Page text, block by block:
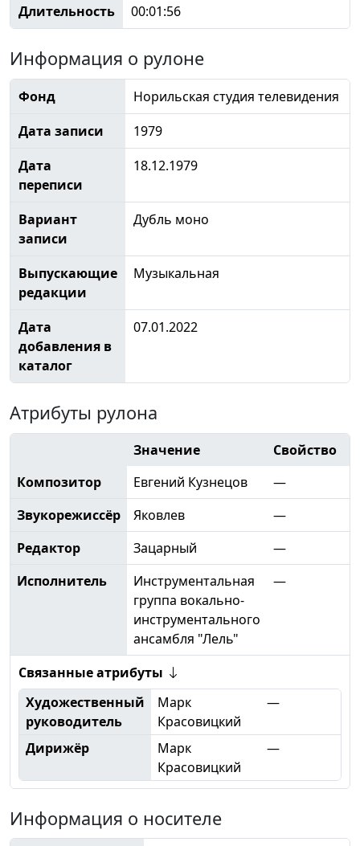
Длительность
00:01:56
Информация о рулоне
Фонд
Норильская студия телевидения
Дата записи
1979
Дата
переписи
18.12.1979
Вариант
записи
Дубль моно
Выпускающие
редакции
Музыкальная
Дата
добавления в
каталог
07.01.2022
Атрибуты рулона
Значение
Свойство
Композитор
Евгений Кузнецов
—
Звукорежиссёр
Яковлев
—
Редактор
Зацарный
—
Исполнитель
Инструментальная
группа вокально-
инструментального
ансамбля "Лель"
—
Связанные атрибуты
Художественный
руководитель
Марк
Красовицкий
—
Дирижёр
Марк
Красовицкий
—
Информация о носителе